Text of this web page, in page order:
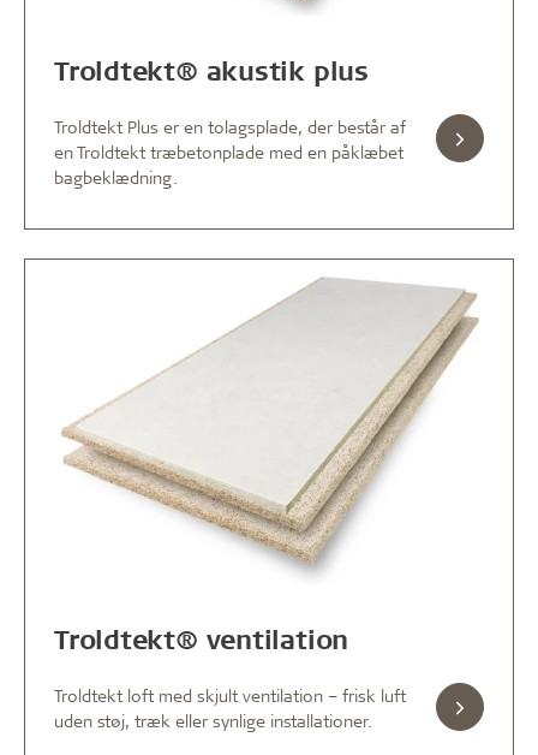
Troldtekt® akustik plus
Troldtekt Plus er en tolagsplade, der består af
en Troldtekt træbetonplade med en påklæbet
bagbeklædning.
Troldtekt® ventilation
Troldtekt loft med skjult ventilation – frisk luft
uden støj, træk eller synlige installationer.